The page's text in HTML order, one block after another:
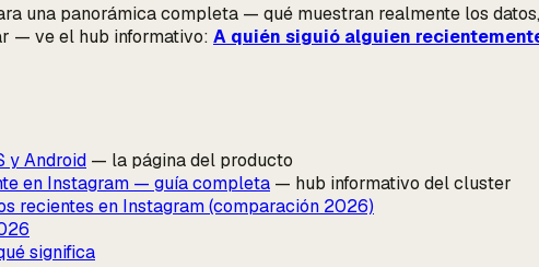
una panorámica completa — qué muestran realmente los
— ve el hub informativo: A quién siguió alguien
y Android — la página del producto
en Instagram — guía completa — hub informativo del cluster
recientes en Instagram (comparación 2026)
significa